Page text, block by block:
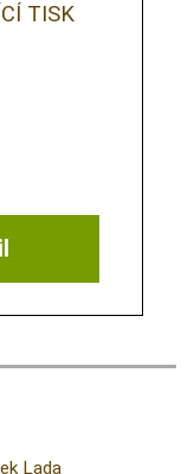
TISK
Lada